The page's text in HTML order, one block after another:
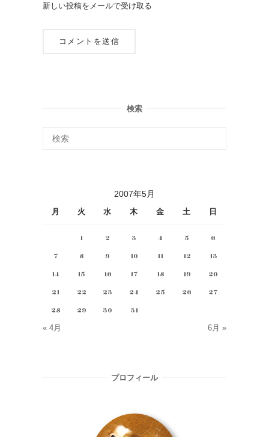
新しい投稿をメールで受け取る
検索
2007年5月
月 火 水 木 金 土 日
1 2 3 4 5
6
7
8 9 10 11 12
13
14
15 16 17 18 19
20
21
22 23 24 25 26
27
28
29 30 31
« 4月 6月 »
プロフィール